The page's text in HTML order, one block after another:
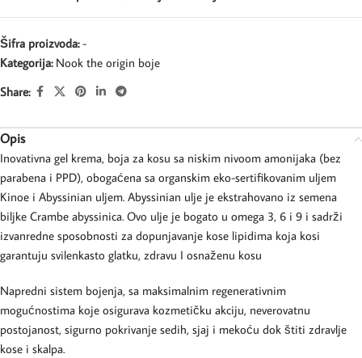
Šifra proizvoda:-
Kategorija: Nook the origin boje
Share:
Opis
Inovativna gel krema, boja za kosu sa niskim nivoom amonijaka (bez
parabena i PPD), obogaćena sa organskim eko-sertifikovanim uljem
Kinoe i Abyssinian uljem. Abyssinian ulje je ekstrahovano iz semena
biljke Crambe abyssinica. Ovo ulje je bogato u omega 3, 6 i 9 i sadrži
izvanredne sposobnosti za dopunjavanje kose lipidima koja kosi
garantuju svilenkasto glatku, zdravu I osnaženu kosu
Napredni sistem bojenja, sa maksimalnim regenerativnim
mogućnostima koje osigurava kozmetičku akciju, neverovatnu
postojanost, sigurno pokrivanje sedih, sjaj i mekoću dok štiti zdravlje
kose i skalpa.